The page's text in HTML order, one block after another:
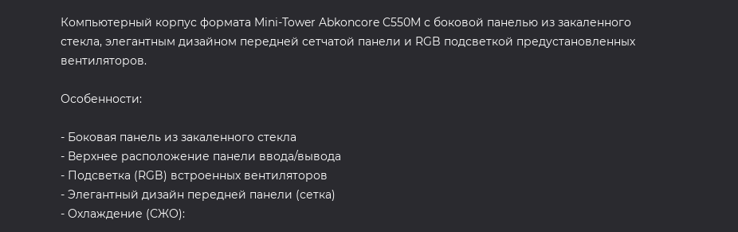
Компьютерный корпус формата Mini-Tower Abkoncore C550M с боковой панелью из закаленного
стекла, элегантным дизайном передней сетчатой панели и RGB подсветкой предустановленных
вентиляторов.
Особенности:
- Боковая панель из закаленного стекла
- Верхнее расположение панели ввода/вывода
- Подсветка (RGB) встроенных вентиляторов
- Элегантный дизайн передней панели (сетка)
- Охлаждение (СЖО):